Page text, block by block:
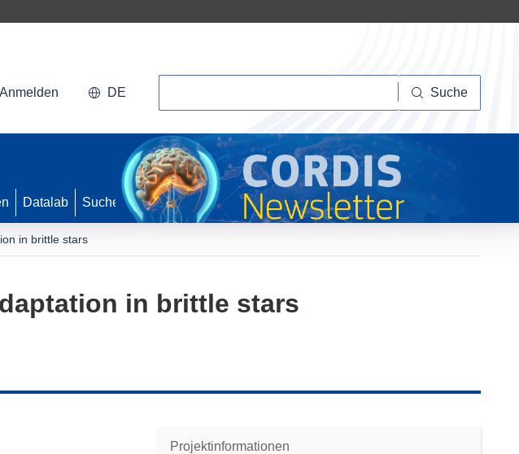
Anmelden DE Suche
Datalab Suche
in brittle stars
in brittle stars
Projektinformationen